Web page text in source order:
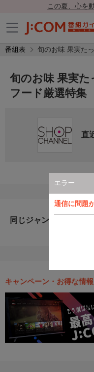
この夏、心を
番組表 旬のお味 果実た
エラー
通信に問題
旬のお味 果実
フード厳選特集
直
同じジャンルのおすす
キャンペーン・お得な情報